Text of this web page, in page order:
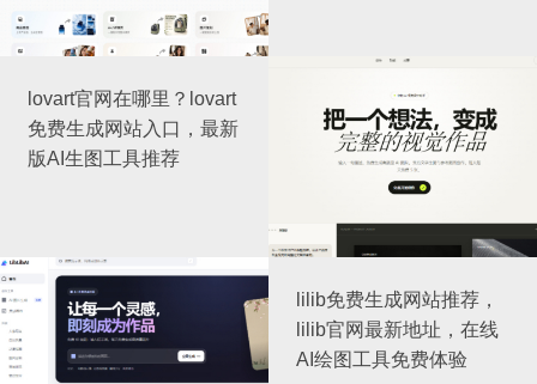
lovart官网在哪里？lovart
免费生成网站入口，最新
版AI生图工具推荐
lilib免费生成网站推荐，
lilib官网最新地址，在线
AI绘图工具免费体验